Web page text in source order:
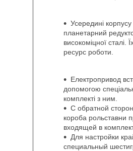
Усередині
планетарний
високоміцної сталі.
ресурс роботи.
Електропривод
допомогою
комплекті з ним.
С обратной
короба рольставни
входящей в
Для настройки
специальный